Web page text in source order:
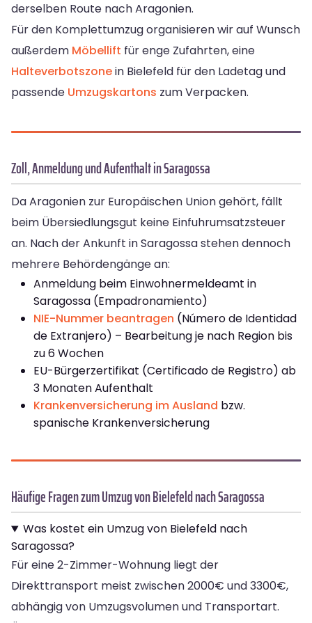
derselben Route nach Aragonien.
Für den Komplettumzug organisieren wir auf Wunsch
außerdem Möbellift für enge Zufahrten, eine
Halteverbotszonein Bielefeld für den Ladetag und
passende Umzugskartons zum Verpacken.
Zoll, Anmeldung und Aufenthalt in Saragossa
Da Aragonien zur Europäischen Union gehört, fällt
beim Übersiedlungsgut keine Einfuhrumsatzsteuer
an. Nach der Ankunft in Saragossa stehen dennoch
mehrere Behördengänge an:
Anmeldung beim Einwohnermeldeamt in
Saragossa (Empadronamiento)
NIE-Nummer beantragen (Número de Identidad
de Extranjero) – Bearbeitung je nach Region bis
zu 6 Wochen
EU-Bürgerzertifikat (Certificado de Registro) ab
3 Monaten Aufenthalt
Krankenversicherung im Ausland bzw.
spanische Krankenversicherung
Häufige Fragen zum Umzug von Bielefeld nach Saragossa
Was kostet ein Umzug von Bielefeld nach
Saragossa?
Für eine 2-Zimmer-Wohnung liegt der
Direkttransport meist zwischen 2000€ und 3300€,
abhängig von Umzugsvolumen und Transportart.